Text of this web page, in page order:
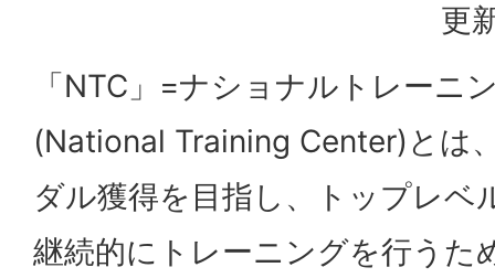
更
「NTC」=ナショナルトレーニ
(National Training Center)とは
ダル獲得を目指し、トップレベ
継続的にトレーニングを行うた